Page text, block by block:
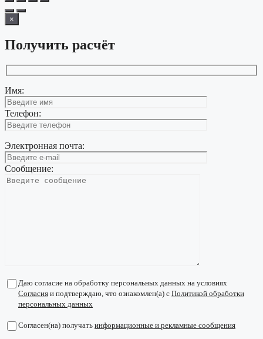
×
Получить расчёт
Имя:
Телефон:
Электронная почта:
Сообщение:
Даю согласие на обработку персональных данных на условиях
Согласия и подтверждаю, что ознакомлен(а) с Политикой обработки
персональных данных
Согласен(на) получать информационные и рекламные сообщения